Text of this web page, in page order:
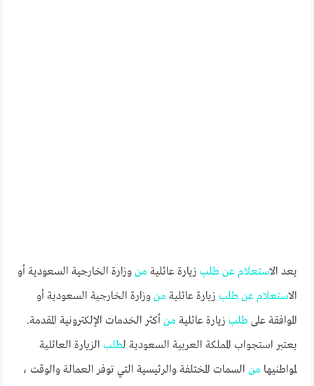
يعد الاستعلام عن طلب زيارة عائلية من وزارة الخارجية السعودية أو
الاستعلام عن طلب زيارة عائلية من وزارة الخارجية السعودية أو
الموافقة علىطلب زيارة عائلية من أكثر الخدمات الإلكترونية المقدمة.
يعتبر استجواب المملكة العربية السعودية لطلب الزيارة العائلية
لمواطنيها من السمات المختلفة والرئيسية التي توفر العمالة والوقت ،